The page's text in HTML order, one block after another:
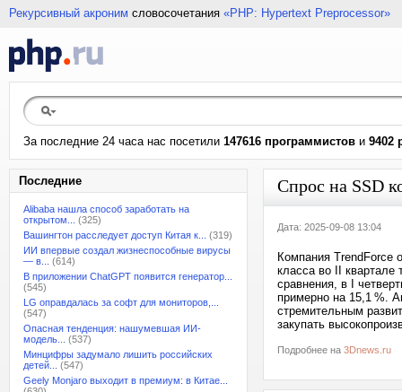
Рекурсивный акроним словосочетания «PHP: Hypertext Preprocessor»
За последние 24 часа нас посетили 147616 программистов и 9402
Последние
Alibaba нашла способ заработать на
открытом...
(325)
Вашингтон расследует доступ Китая к...
(319)
ИИ впервые создал жизнеспособные вирусы
— в...
(614)
В приложении ChatGPT появится генератор...
(545)
LG оправдалась за софт для мониторов,...
(547)
Опасная тенденция: нашумевшая ИИ-
модель...
(537)
Минцифры задумало лишить российских
детей...
(547)
Geely Monjaro выходит в премиум: в Китае...
Спрос на SSD
Дата: 2025-09-08 13:04
Компания TrendForce
класса во II
сравнения, в I
примерно на 15,1 %.
стремительным
закупать
Подробнее на 3Dnews.ru